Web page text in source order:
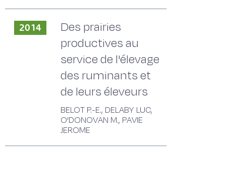
2014
Des prairies
productives au
service de l'élevage
des ruminants et
de leurs éleveurs
BELOT P.-E., DELABY LUC,
O'DONOVAN M., PAVIE
JEROME